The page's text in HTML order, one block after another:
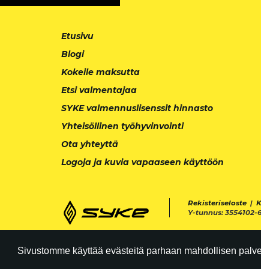
Sivustomme käyttää evästeitä parhaan mahdollisen
Etusivu
Blogi
Kokeile maksutta
Etsi valmentajaa
SYKE valmennuslisenssit hinnasto
Yhteisöllinen työhyvinvointi
Ota yhteyttä
Logoja ja kuvia vapaaseen käyttöön
Rekisteriseloste |
Y-tunnus: 3554102-